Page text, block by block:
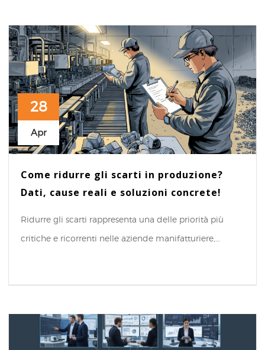
28
Apr
Come ridurre gli scarti in produzione?
Dati, cause reali e soluzioni concrete!
Ridurre gli scarti rappresenta una delle priorità più
critiche e ricorrenti nelle aziende manifatturiere,…